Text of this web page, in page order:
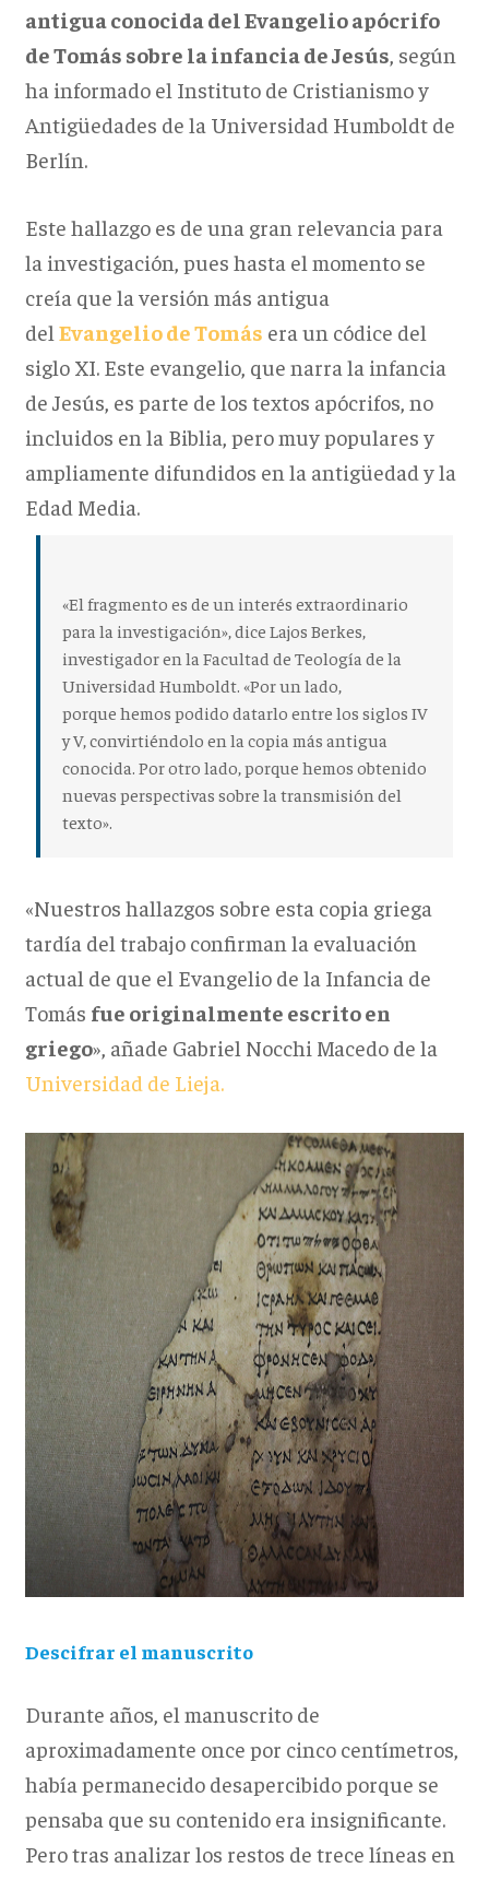
antigua conocida del Evangelio apócrifo
de Tomás sobre la infancia de Jesús, según
ha informado el Instituto de Cristianismo y
Antigüedades de la Universidad Humboldt de
Berlín.
Este hallazgo es de una gran relevancia para
la investigación, pues hasta el momento se
creía que la versión más antigua
del Evangelio de Tomás era un códice del
siglo XI. Este evangelio, que narra la infancia
de Jesús, es parte de los textos apócrifos, no
incluidos en la Biblia, pero muy populares y
ampliamente difundidos en la antigüedad y la
Edad Media.
«El fragmento es de un interés extraordinario
para la investigación», dice Lajos Berkes,
investigador en la Facultad de Teología de la
Universidad Humboldt. «Por un lado,
porque hemos podido datarlo entre los siglos IV
y V, convirtiéndolo en la copia más antigua
conocida. Por otro lado, porque hemos obtenido
nuevas perspectivas sobre la transmisión del
texto».
«Nuestros hallazgos sobre esta copia griega
tardía del trabajo confirman la evaluación
actual de que el Evangelio de la Infancia de
Tomás fue originalmente escrito en
griego», añade Gabriel Nocchi Macedo de la
Universidad de Lieja.
Descifrar el manuscrito
Durante años, el manuscrito de
aproximadamente once por cinco centímetros,
había permanecido desapercibido porque se
pensaba que su contenido era insignificante.
Pero tras analizar los restos de trece líneas en